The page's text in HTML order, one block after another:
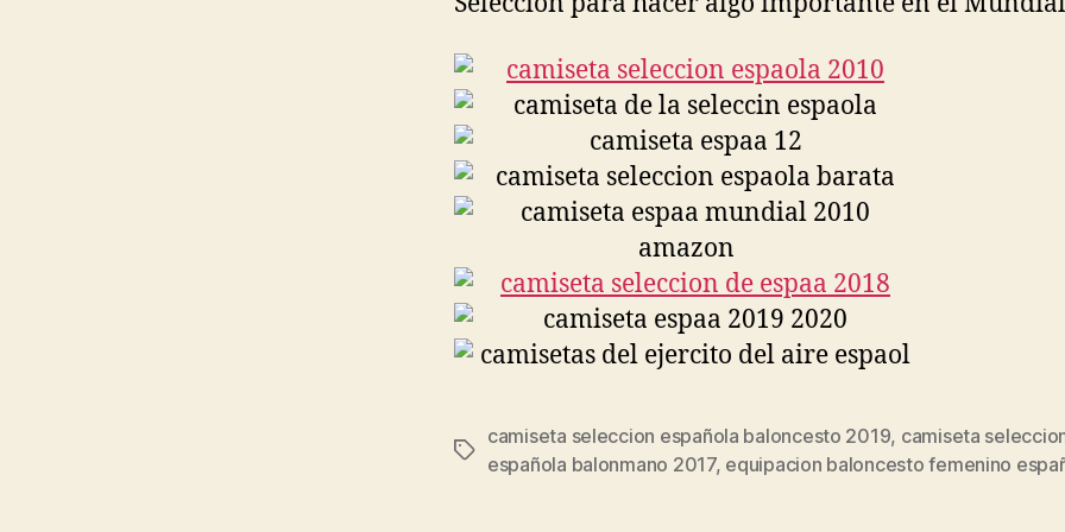
Etiquetas
camiseta seleccion española baloncesto 2019, camiseta
española balonmano 2017, equipacion baloncesto femenino